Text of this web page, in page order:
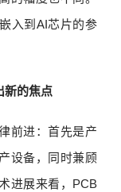
入到AI芯片的参
新的焦点
前进：首先是产
设备，同时兼顾
进展来看，PCB